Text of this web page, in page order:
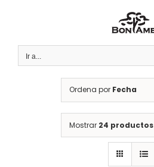
Ir a...
Ordena por Fecha
Mostrar 24 productos